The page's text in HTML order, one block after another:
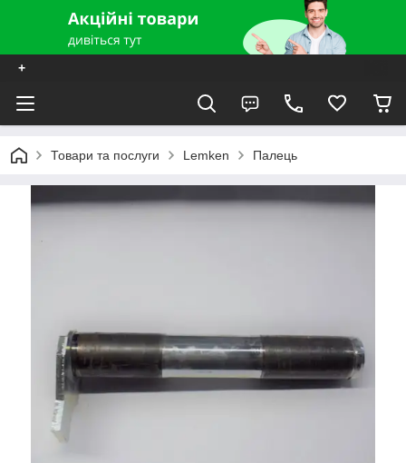
+
Товари та послуги Lemken Палець